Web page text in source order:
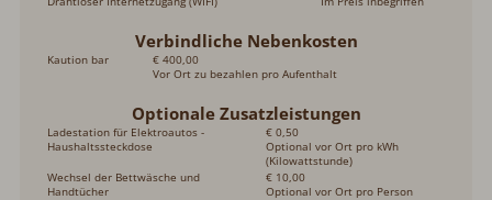
Verbindliche Nebenkosten
Kaution bar
€ 400,00
Vor Ort zu bezahlen pro Aufenthalt
Optionale Zusatzleistungen
Ladestation für Elektroautos -
Haushaltssteckdose
€ 0,50
Optional vor Ort pro kWh
(Kilowattstunde)
Wechsel der Bettwäsche und
Handtücher
€ 10,00
Optional vor Ort pro Person